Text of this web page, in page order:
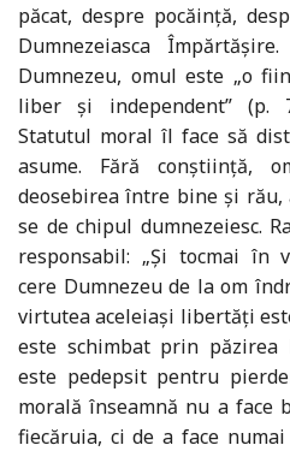
păcat, despre pocăinţă,
Dumnezeiasca
Dumnezeu, omul este „o
liber şi independent” (p.
Statutul moral îl face să
asume. Fără conştiinţă,
deosebirea între bine şi
se de chipul dumnezeiesc.
responsabil: „Şi tocmai în
cere Dumnezeu de la om
virtutea aceleiaşi libertăţi
este schimbat prin
este pedepsit pentru
morală înseamnă nu a face
fiecăruia, ci de a face